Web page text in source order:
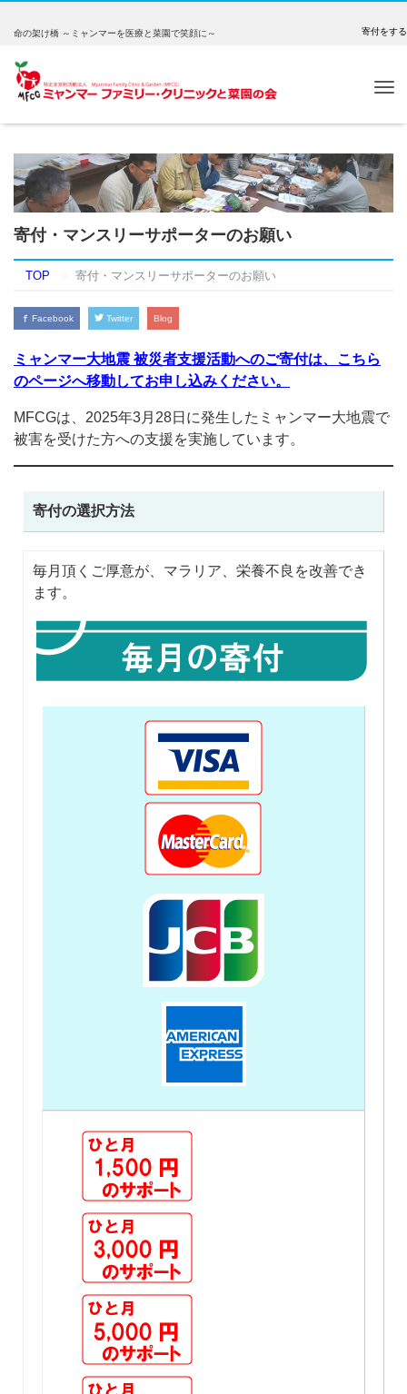
寄付をする
命の架け橋 ～ミャンマーを医療と菜園で笑顔に～
寄付・マンスリーサポーターのお願い
TOP 寄付・マンスリーサポーターのお願い
Facebook Twitter Blog
ミャンマー大地震 被災者支援活動へのご寄付は、こちら
のページへ移動してお申し込みください。
MFCGは、2025年3月28日に発生したミャンマー大地震で
被害を受けた方への支援を実施しています。
寄付の選択方法
毎月頂くご厚意が、マラリア、栄養不良を改善でき
ます。